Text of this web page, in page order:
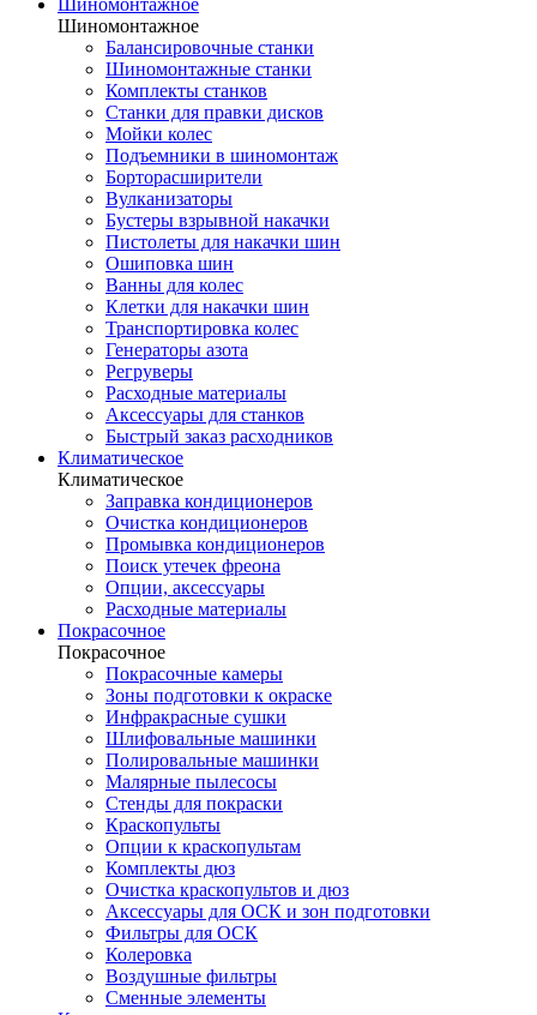
Шиномонтажное
Шиномонтажное
Балансировочные станки
Шиномонтажные станки
Комплекты станков
Станки для правки дисков
Мойки колес
Подъемники в шиномонтаж
Борторасширители
Вулканизаторы
Бустеры взрывной накачки
Пистолеты для накачки шин
Ошиповка шин
Ванны для колес
Клетки для накачки шин
Транспортировка колес
Генераторы азота
Регруверы
Расходные материалы
Аксессуары для станков
Быстрый заказ расходников
Климатическое
Климатическое
Заправка кондиционеров
Очистка кондиционеров
Промывка кондиционеров
Поиск утечек фреона
Опции, аксессуары
Расходные материалы
Покрасочное
Покрасочное
Покрасочные камеры
Зоны подготовки к окраске
Инфракрасные сушки
Шлифовальные машинки
Полировальные машинки
Малярные пылесосы
Стенды для покраски
Краскопульты
Опции к краскопультам
Комплекты дюз
Очистка краскопультов и дюз
Аксессуары для ОСК и зон подготовки
Фильтры для ОСК
Колеровка
Воздушные фильтры
Сменные элементы